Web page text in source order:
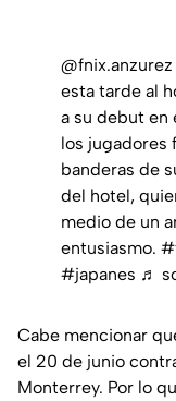
@fnix.anzurez
esta tarde al
a su debut en
los jugadores
banderas de
del hotel,
medio de un
entusiasmo.
#japanes ♬
Cabe mencionar
el 20 de junio
Monterrey. Por lo